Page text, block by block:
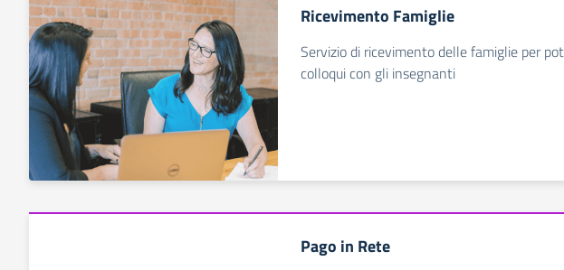
Ricevimento Famiglie
Servizio di ricevimento delle famiglie per
colloqui con gli insegnanti
Pago in Rete